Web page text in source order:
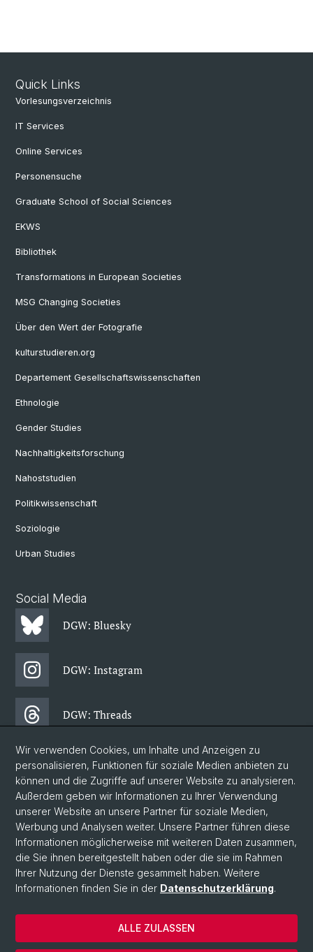
Quick Links
Vorlesungsverzeichnis
IT Services
Online Services
Personensuche
Graduate School of Social Sciences
EKWS
Bibliothek
Transformations in European Societies
MSG Changing Societies
Über den Wert der Fotografie
kulturstudieren.org
Departement Gesellschaftswissenschaften
Ethnologie
Gender Studies
Nachhaltigkeitsforschung
Nahoststudien
Politikwissenschaft
Soziologie
Urban Studies
Social Media
DGW: Bluesky
DGW: Instagram
DGW: Threads
DGW: Facebook
DGW: Newsletter
© Universität Basel
Philosophisch-Historische Fakultät
Departement Gesellschaftswissenschaften
Home
Datenschutzerklärung
Wir verwenden Cookies, um Inhalte und Anzeigen zu
personalisieren, Funktionen für soziale Medien anbieten zu
können und die Zugriffe auf unserer Website zu analysieren.
Außerdem geben wir Informationen zu Ihrer Verwendung
unserer Website an unsere Partner für soziale Medien,
Werbung und Analysen weiter. Unsere Partner führen diese
Informationen möglicherweise mit weiteren Daten zusammen,
die Sie ihnen bereitgestellt haben oder die sie im Rahmen
Ihrer Nutzung der Dienste gesammelt haben. Weitere
Informationen finden Sie in der Datenschutzerklärung.
ALLE ZULASSEN